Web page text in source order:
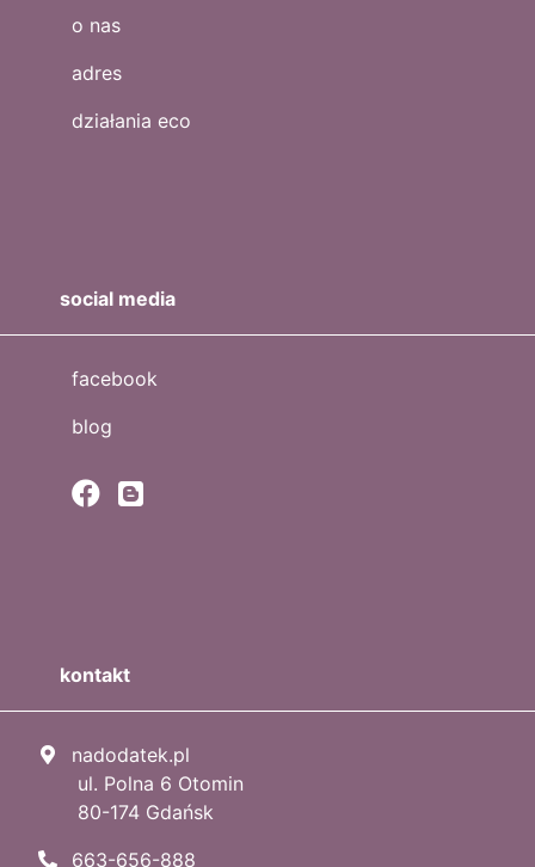
o nas
adres
działania eco
social media
facebook
blog
kontakt
nadodatek.pl
ul. Polna 6 Otomin
80-174 Gdańsk
663-656-888